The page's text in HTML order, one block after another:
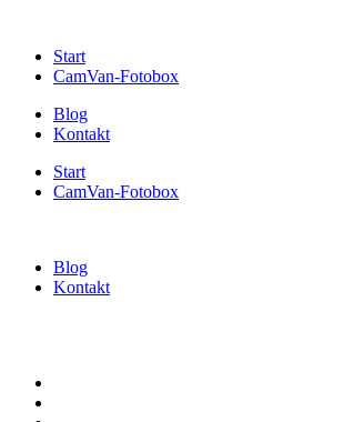
Start
CamVan-Fotobox
Blog
Kontakt
Start
CamVan-Fotobox
Blog
Kontakt